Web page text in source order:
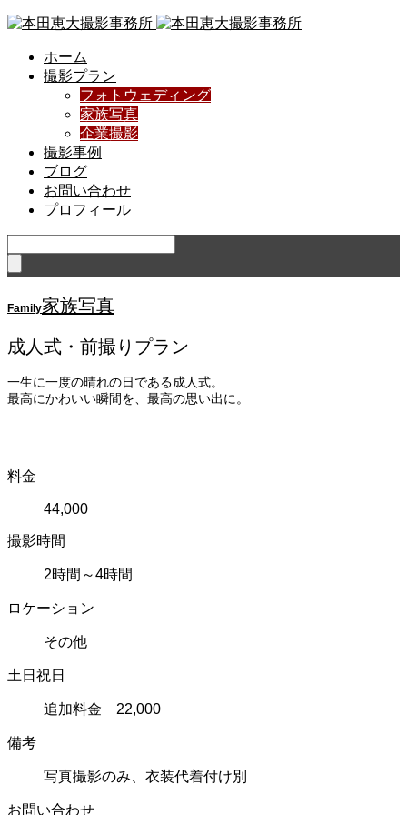
ホーム
撮影プラン
フォトウェディング
家族写真
企業撮影
撮影事例
ブログ
お問い合わせ
プロフィール
Family家族写真
成人式・前撮りプラン
一生に一度の晴れの日である成人式。
最高にかわいい瞬間を、最高の思い出に。
料金
44,000
撮影時間
2時間～4時間
ロケーション
その他
土日祝日
追加料金 22,000
備考
写真撮影のみ、衣装代着付け別
お問い合わせ